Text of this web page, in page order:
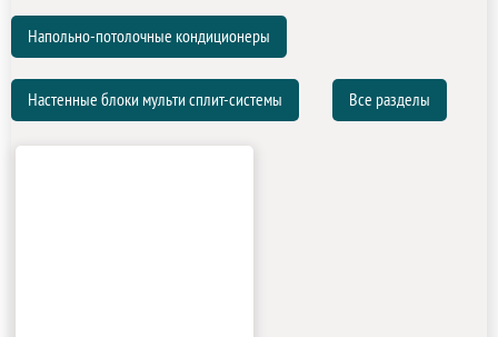
Напольно-потолочные кондиционеры
Настенные блоки мульти сплит-системы Все разделы